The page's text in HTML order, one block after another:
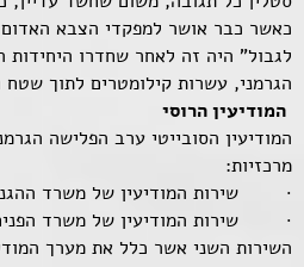
כאשר כבר אושר למפקדי הצבא
לגבול" היה זה לאחר שחדרו היחידות
הגרמני, עשרות קילומטרים לתוך שטח
המודיעין הרוסי
המודיעין הסובייטי ערב הפלישה
מרכזיות:
· שירות המודיעין של משרד
· שירות המודיעין של משרד